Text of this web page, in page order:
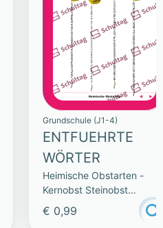
Grundschule (J1-4)
ENTFUEHRTE
WÖRTER
Heimische Obstarten -
Kernobst Steinobst
Beerenfrüchte
€ 0,99